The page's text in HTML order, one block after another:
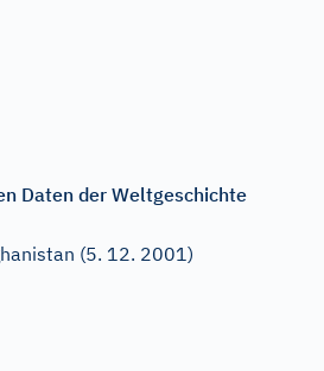
Daten der Weltgeschichte
(5. 12. 2001)